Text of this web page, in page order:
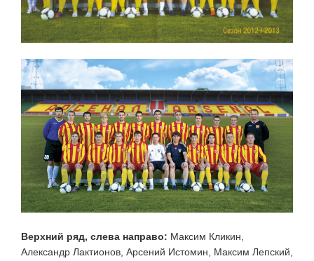
Верхний ряд, слева направо: Максим Кликин,
Александр Лактионов, Арсений Истомин, Максим Лепский,